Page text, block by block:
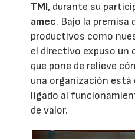
TMI, durante su
amec. Bajo la premisa
productivos como
el directivo expuso un
que pone de relieve
una organización
ligado al
de valor.